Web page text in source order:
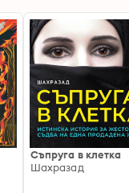
Съпруга в клетка
Шахразад